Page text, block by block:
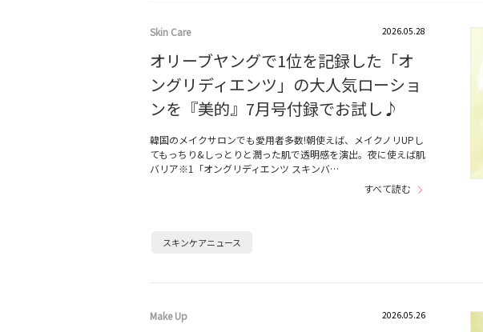
Skin Care 2026.05.28
オリーブヤングで1位を記録した「オ
ングリディエンツ」の大人気ローショ
ンを『美的』7月号付録でお試し♪
韓国のメイクサロンでも愛用者多数!朝使えば、メイクノリUPし
てもっちり&しっとりと潤った肌で透明感を演出。夜に使えば肌
バリア※1「オングリディエンツ スキンバ…
すべて読む
スキンケアニュース
Make Up 2026.05.26